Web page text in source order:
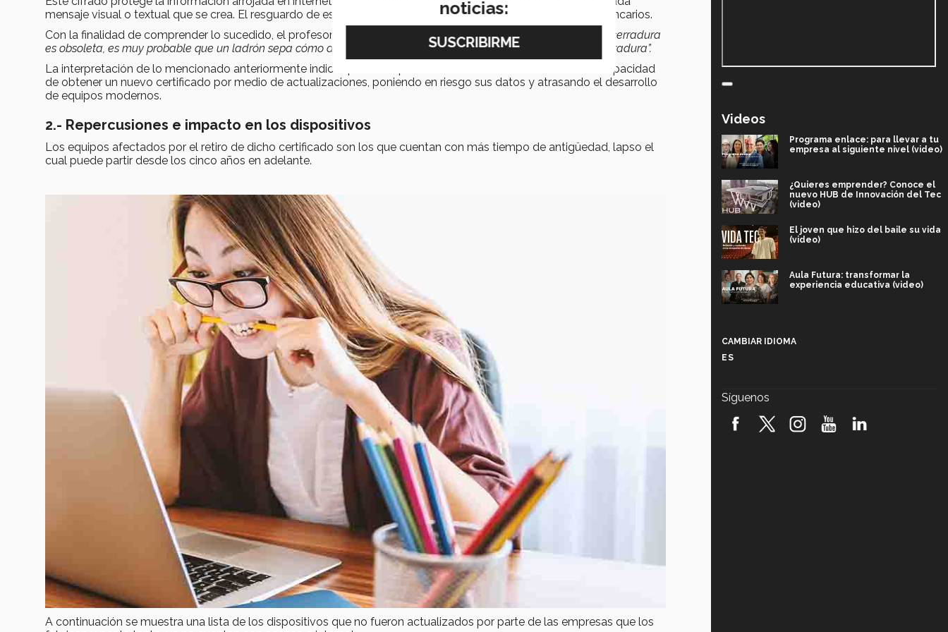
mensaje visual o textual que se crea. El resguardo de estos archivos abarca desde datos personales hasta bancarios.
Con la finalidad de comprender lo sucedido, el profesor Cortés, compartió la siguiente analogía:
“cuando una cerradura
es obsoleta, es muy probable que un ladrón sepa cómo abrirla. Para evitarlo lo que se hace es cambiar dicha cerradura”.
La interpretación de lo mencionado anteriormente indica que los dispositivos obsoletos no cuentan con la capacidad
de obtener un nuevo certificado por medio de actualizaciones, poniendo en riesgo sus datos y atrasando el desarrollo
de equipos modernos.
2.- Repercusiones e impacto en los dispositivos
Los equipos afectados por el retiro de dicho certificado son los que cuentan con más tiempo de antigüedad, lapso el
cual puede partir desde los cinco años en adelante.
A continuación se muestra una lista de los dispositivos que no fueron actualizados por parte de las empresas que los
Videos
Programa enlace: para llevar a tu
empresa al siguiente nivel (video)
¿Quieres emprender? Conoce el
nuevo HUB de Innovación del Tec
(video)
El joven que hizo del baile su vida
(video)
Aula Futura: transformar la
experiencia educativa (video)
robótica FIRST 2026! (video)
CAMBIAR IDIOMA
ES
Síguenos
noticias: